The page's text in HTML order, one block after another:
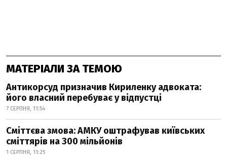
МАТЕРІАЛИ ЗА ТЕМОЮ
Антикорсуд призначив Кириленку адвоката:
його власний перебуває у відпустці
7 СЕРПНЯ, 11:54
Сміттєва змова: АМКУ оштрафував київських
сміттярів на 300 мільйонів
1 СЕРПНЯ, 11:25